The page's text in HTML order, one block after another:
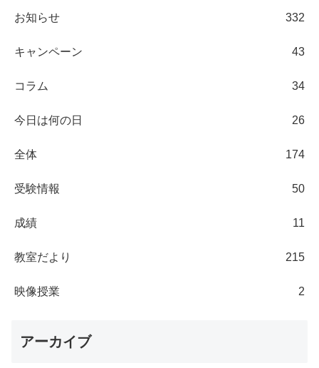
お知らせ 332
キャンペーン 43
コラム 34
今日は何の日 26
全体 174
受験情報 50
成績 11
教室だより 215
映像授業 2
アーカイブ